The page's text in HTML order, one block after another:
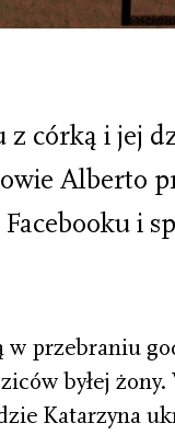
córką i jej
Alberto
i
w przebraniu
byłej
Katarzyna